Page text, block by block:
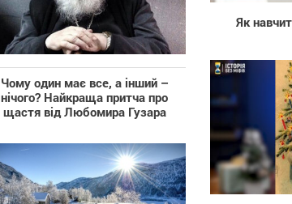
Чому один має все, а інший –
нічого? Найкраща притча про
щастя від Любомира Гузара
Як